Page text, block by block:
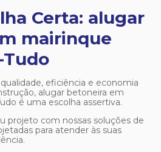
Certa: alugar
mairinque
Tudo
eficiência e economia
alugar betoneira em
é uma escolha assertiva.
projeto com nossas soluções de
para atender às suas